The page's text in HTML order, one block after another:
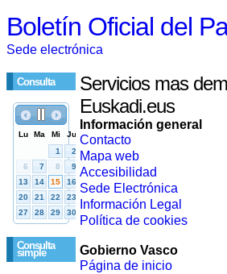
Boletín Oficial del
Sede electrónica
Consulta
Consulta
simple
Servicios mas
Euskadi.eus
Información general
Contacto
Mapa web
Accesibilidad
Sede Electrónica
Información Legal
Política de cookies
Gobierno Vasco
Página de inicio